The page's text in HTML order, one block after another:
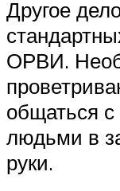
Другое
ОРВИ.
общаться
людьми в
руки.